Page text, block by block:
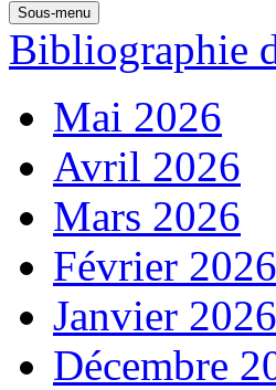
Sous-menu
Bibliographie
Mai 2026
Avril 2026
Mars 2026
Février 2026
Janvier 2026
Décembre